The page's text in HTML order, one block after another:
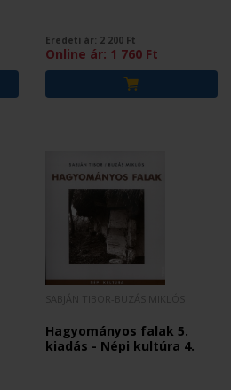
Eredeti ár: 2 200 Ft
Online ár: 1 760 Ft
Hagyományos falak 5.
kiadás - Népi kultúra 4.